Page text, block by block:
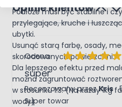
Podłoże musi być stabilne i
przylegające, kruche i
ubytki.
Usunąć starą farbę, osady,
skorodowanych powierzchni.
Dla lepszego efektu przed
można zagruntować
w stosunku 1:3. (Na każdy 1kg
wody)
Opinie klientów
Ocena
super
Recenzowany przez Kris
Super towar